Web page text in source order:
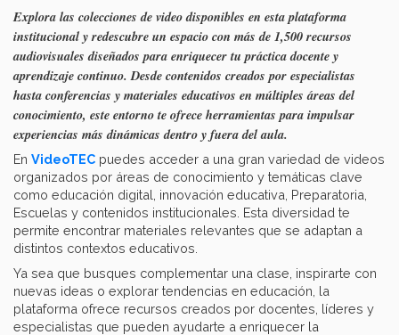
Explora las colecciones de video disponibles en esta plataforma
institucional y redescubre un espacio con más de 1,500 recursos
audiovisuales diseñados para enriquecer tu práctica docente y
aprendizaje continuo. Desde contenidos creados por especialistas
hasta conferencias y materiales educativos en múltiples áreas del
conocimiento, este entorno te ofrece herramientas para impulsar
experiencias más dinámicas dentro y fuera del aula.
En VideoTEC puedes acceder a una gran variedad de videos
organizados por áreas de conocimiento y temáticas clave
como educación digital, innovación educativa, Preparatoria,
Escuelas y contenidos institucionales. Esta diversidad te
permite encontrar materiales relevantes que se adaptan a
distintos contextos educativos.
Ya sea que busques complementar una clase, inspirarte con
nuevas ideas o explorar tendencias en educación, la
plataforma ofrece recursos creados por docentes, líderes y
especialistas que pueden ayudarte a enriquecer la